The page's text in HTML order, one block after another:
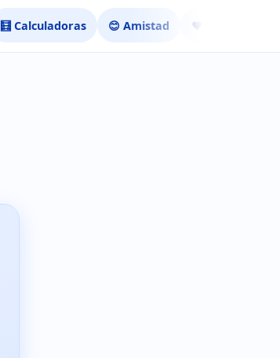
🧮 Calculadoras 😊 Amistad ❤️ Ligar